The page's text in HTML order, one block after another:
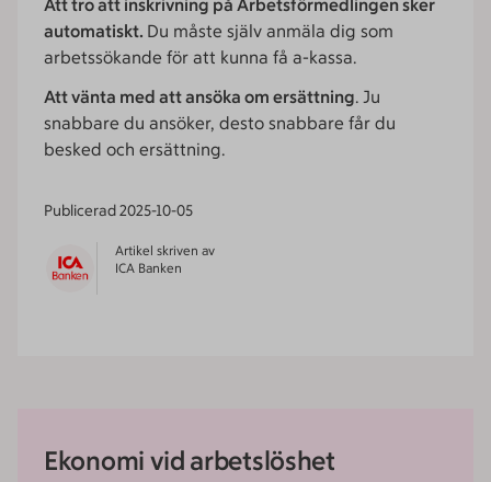
Att tro att inskrivning på Arbetsförmedlingen sker
automatiskt. Du måste själv anmäla dig som
arbetssökande för att kunna få a-kassa.
Att vänta med att ansöka om ersättning. Ju
snabbare du ansöker, desto snabbare får du
besked och ersättning.
Publicerad2025-10-05
Artikel skriven av
ICA Banken
Ekonomi vid arbetslöshet